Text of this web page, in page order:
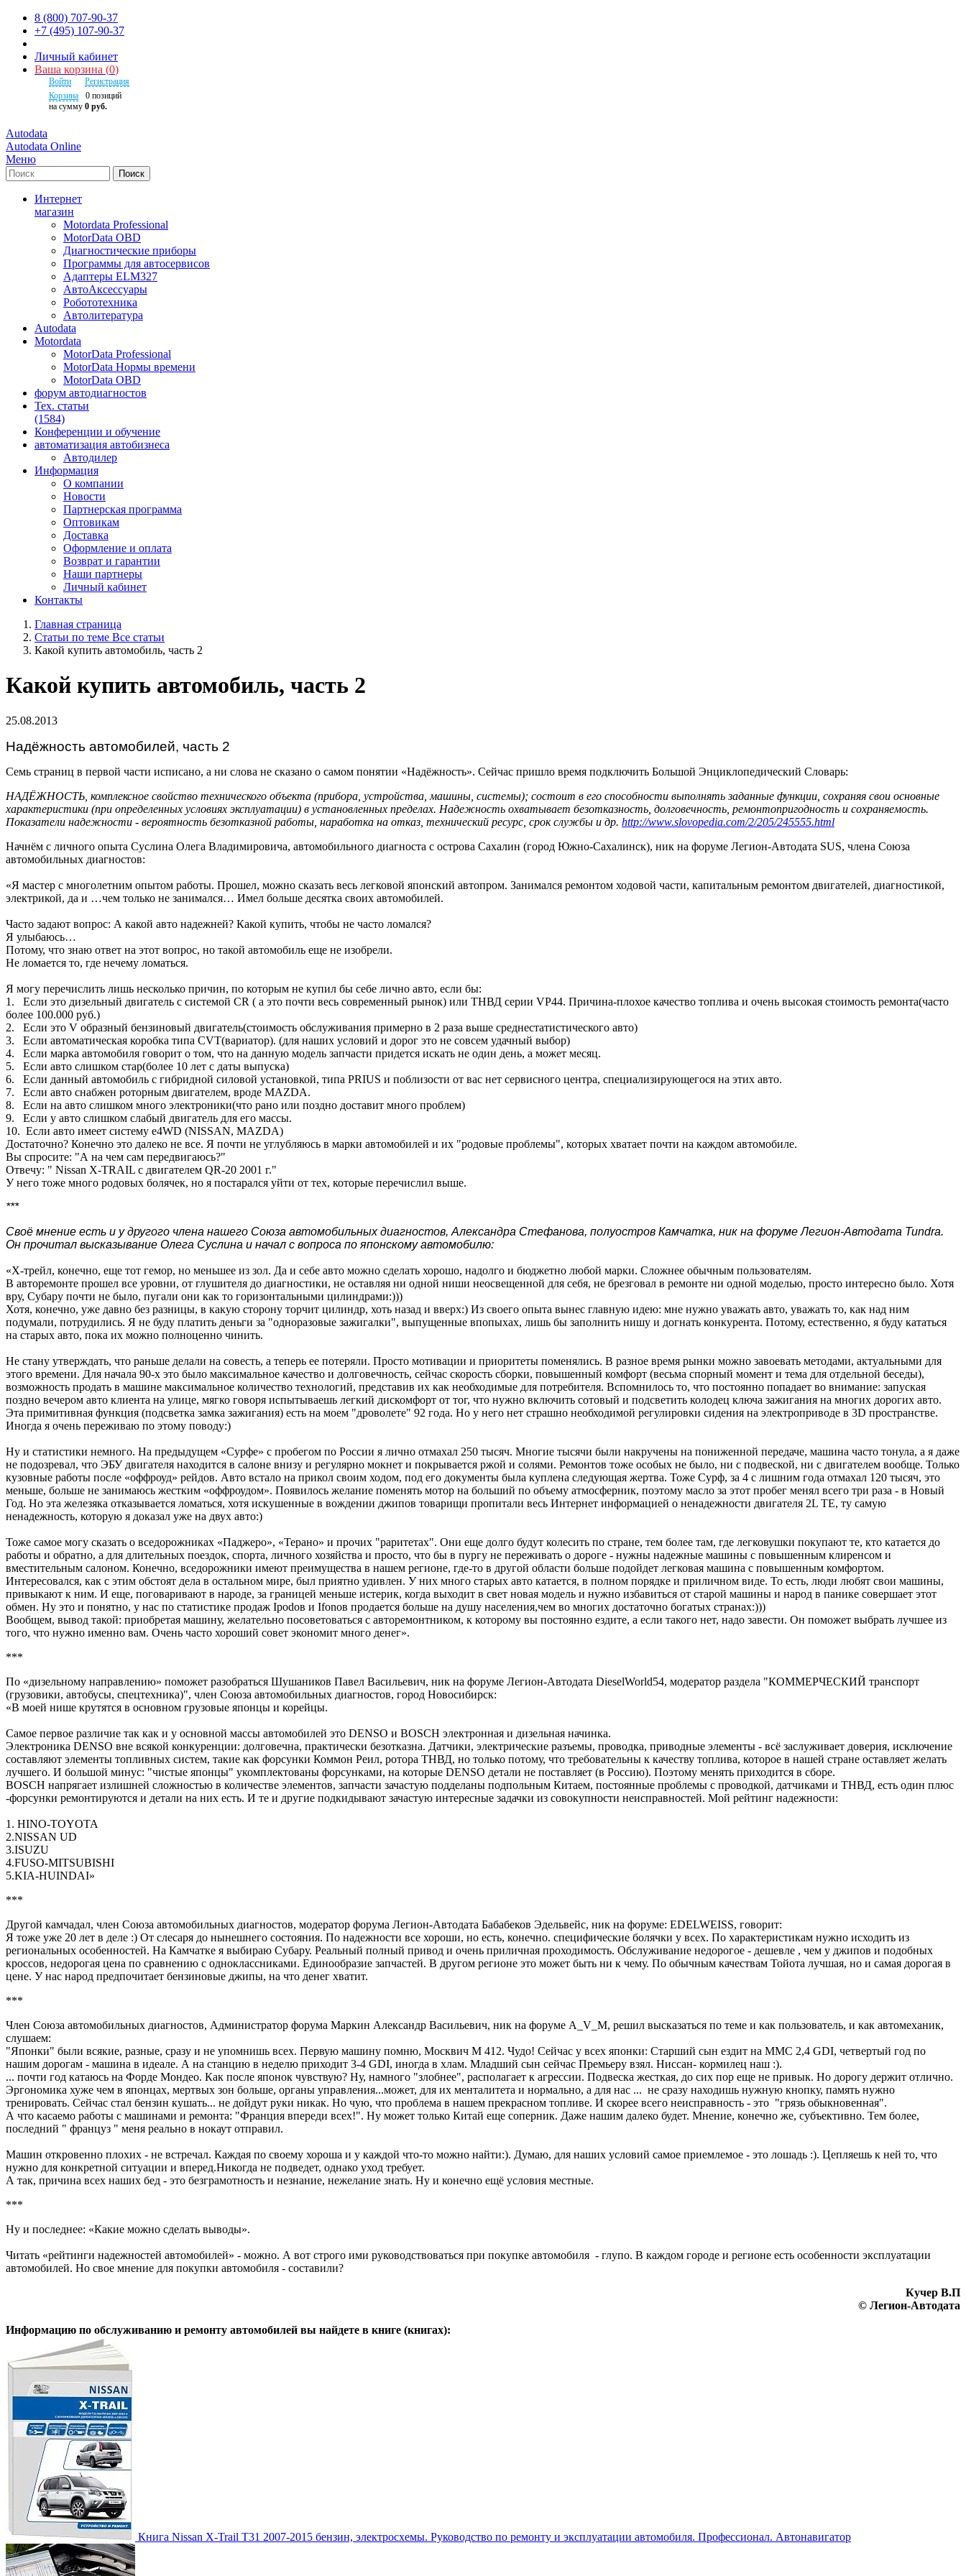
8 (800) 707-90-37
+7 (495) 107-90-37
Личный кабинет
Ваша корзина (0)
Войти
Регистрация
Корзина
0 позиций
на сумму 0 руб.
Autodata
Autodata Online
Меню
Поиск
Интернет
магазин
Motordata Professional
MotorData OBD
Диагностические приборы
Программы для автосервисов
Адаптеры ELM327
АвтоАксессуары
Робототехника
Автолитература
Autodata
Motordata
MotorData Professional
MotorData Нормы времени
MotorData OBD
форум автодиагностов
Тех. статьи
(1584)
Конференции и обучение
автоматизация автобизнеса
Автодилер
Информация
О компании
Новости
Партнерская программа
Оптовикам
Доставка
Оформление и оплата
Возврат и гарантии
Наши партнеры
Личный кабинет
Контакты
Главная страница
Статьи по теме Все статьи
Какой купить автомобиль, часть 2
Какой купить автомобиль, часть 2
25.08.2013
Надёжность автомобилей, часть 2
Семь страниц в первой части исписано, а ни слова не сказано о самом понятии «Надёжность». Сейчас пришло время подключить Большой Энциклопедический Словарь:
НАДЁЖНОСТЬ, комплексное свойство технического объекта (прибора, устройства, машины, системы); состоит в его способности выполнять заданные функции, сохраняя свои основные
характеристики (при определенных условиях эксплуатации) в установленных пределах. Надежность охватывает безотказность, долговечность, ремонтопригодность и сохраняемость.
Показатели надежности - вероятность безотказной работы, наработка на отказ, технический ресурс, срок службы и др. http://www.slovopedia.com/2/205/245555.html
Начнём с личного опыта Суслина Олега Владимировича, автомобильного диагноста с острова Сахалин (город Южно-Сахалинск), ник на форуме Легион-Автодата SUS, члена Союза
автомобильных диагностов:
«Я мастер с многолетним опытом работы. Прошел, можно сказать весь легковой японский автопром. Занимался ремонтом ходовой части, капитальным ремонтом двигателей, диагностикой,
электрикой, да и …чем только не занимался… Имел больше десятка своих автомобилей.
Часто задают вопрос: А какой авто надежней? Какой купить, чтобы не часто ломался?
Я улыбаюсь…
Потому, что знаю ответ на этот вопрос, но такой автомобиль еще не изобрели.
Не ломается то, где нечему ломаться.
Я могу перечислить лишь несколько причин, по которым не купил бы себе лично авто, если бы:
1. Если это дизельный двигатель с системой CR ( а это почти весь современный рынок) или ТНВД серии VP44. Причина-плохое качество топлива и очень высокая стоимость ремонта(часто
более 100.000 руб.)
2. Если это V образный бензиновый двигатель(стоимость обслуживания примерно в 2 раза выше среднестатистического авто)
3. Если автоматическая коробка типа CVT(вариатор). (для наших условий и дорог это не совсем удачный выбор)
4. Если марка автомобиля говорит о том, что на данную модель запчасти придется искать не один день, а может месяц.
5. Если авто слишком стар(более 10 лет с даты выпуска)
6. Если данный автомобиль с гибридной силовой установкой, типа PRIUS и поблизости от вас нет сервисного центра, специализирующегося на этих авто.
7. Если авто снабжен роторным двигателем, вроде MAZDA.
8. Если на авто слишком много электроники(что рано или поздно доставит много проблем)
9. Если у авто слишком слабый двигатель для его массы.
10. Если авто имеет систему е4WD (NISSAN, MAZDA)
Достаточно? Конечно это далеко не все. Я почти не углубляюсь в марки автомобилей и их "родовые проблемы", которых хватает почти на каждом автомобиле.
Вы спросите: "А на чем сам передвигаюсь?"
Отвечу: " Nissan Х-TRAIL с двигателем QR-20 2001 г."
У него тоже много родовых болячек, но я постарался уйти от тех, которые перечислил выше.
***
Своё мнение есть и у другого члена нашего Союза автомобильных диагностов, Александра Стефанова, полуостров Камчатка, ник на форуме Легион-Автодата Tundra.
Он прочитал высказывание Олега Суслина и начал с вопроса по японскому автомобилю:
«Х-трейл, конечно, еще тот гемор, но меньшее из зол. Да и себе авто можно сделать хорошо, надолго и бюджетно любой марки. Сложнее обычным пользователям.
В авторемонте прошел все уровни, от глушителя до диагностики, не оставляя ни одной ниши неосвещенной для себя, не брезговал в ремонте ни одной моделью, просто интересно было. Хотя
вру, Субару почти не было, пугали они как то горизонтальными цилиндрами:)))
Хотя, конечно, уже давно без разницы, в какую сторону торчит цилиндр, хоть назад и вверх:) Из своего опыта вынес главную идею: мне нужно уважать авто, уважать то, как над ним
подумали, потрудились. Я не буду платить деньги за "одноразовые зажигалки", выпущенные впопыхах, лишь бы заполнить нишу и догнать конкурента. Потому, естественно, я буду кататься
на старых авто, пока их можно полноценно чинить.
Не стану утверждать, что раньше делали на совесть, а теперь ее потеряли. Просто мотивации и приоритеты поменялись. В разное время рынки можно завоевать методами, актуальными для
этого времени. Для начала 90-х это было максимальное качество и долговечность, сейчас скорость сборки, повышенный комфорт (весьма спорный момент и тема для отдельной беседы),
возможность продать в машине максимальное количество технологий, представив их как необходимые для потребителя. Вспомнилось то, что постоянно попадает во внимание: запуская
поздно вечером авто клиента на улице, мягко говоря испытываешь легкий дискомфорт от тог, что нужно включить сотовый и подсветить колодец ключа зажигания на многих дорогих авто.
Эта примитивная функция (подсветка замка зажигания) есть на моем "дроволете" 92 года. Но у него нет страшно необходимой регулировки сидения на электроприводе в 3D пространстве.
Иногда я очень переживаю по этому поводу:)
Ну и статистики немного. На предыдущем «Сурфе» с пробегом по России я лично отмахал 250 тысяч. Многие тысячи были накручены на пониженной передаче, машина часто тонула, а я даже
не подозревал, что ЭБУ двигателя находится в салоне внизу и регулярно мокнет и покрывается ржой и солями. Ремонтов тоже особых не было, ни с подвеской, ни с двигателем вообще. Только
кузовные работы после «оффроуд» рейдов. Авто встало на прикол своим ходом, под его документы была куплена следующая жертва. Тоже Сурф, за 4 с лишним года отмахал 120 тысяч, это
меньше, больше не занимаюсь жестким «оффроудом». Появилось желание поменять мотор на больший по объему атмосферник, поэтому масло за этот пробег менял всего три раза - в Новый
Год. Но эта железяка отказывается ломаться, хотя искушенные в вождении джипов товарищи пропитали весь Интернет информацией о ненадежности двигателя 2L TE, ту самую
ненадежность, которую я доказал уже на двух авто:)
Тоже самое могу сказать о вседорожниках «Паджеро», «Терано» и прочих "раритетах". Они еще долго будут колесить по стране, тем более там, где легковушки покупают те, кто катается до
работы и обратно, а для длительных поездок, спорта, личного хозяйства и просто, что бы в пургу не переживать о дороге - нужны надежные машины с повышенным клиренсом и
вместительным салоном. Конечно, вседорожники имеют преимущества в нашем регионе, где-то в другой области больше подойдет легковая машина с повышенным комфортом.
Интересовался, как с этим обстоят дела в остальном мире, был приятно удивлен. У них много старых авто катается, в полном порядке и приличном виде. То есть, люди любят свои машины,
привыкают к ним. И еще, поговаривают в народе, за границей меньше истерик, когда выходит в свет новая модель и нужно избавиться от старой машины и народ в панике совершает этот
обмен. Ну это и понятно, у нас по статистике продаж Ipodов и Ifonов продается больше на душу населения,чем во многих достаточно богатых странах:)))
Вообщем, вывод такой: приобретая машину, желательно посоветоваться с авторемонтником, к которому вы постоянно ездите, а если такого нет, надо завести. Он поможет выбрать лучшее из
того, что нужно именно вам. Очень часто хороший совет экономит много денег».
***
По «дизельному направлению» поможет разобраться Шушаников Павел Васильевич, ник на форуме Легион-Автодата DieselWorld54, модератор раздела "КОММЕРЧЕСКИЙ транспорт
(грузовики, автобусы, спецтехника)", член Союза автомобильных диагностов, город Новосибирск:
«В моей нише крутятся в основном грузовые японцы и корейцы.
Самое первое различие так как и у основной массы автомобилей это DENSO и BOSCH электронная и дизельная начинка.
Электроника DENSO вне всякой конкуренции: долговечна, практически безотказна. Датчики, электрические разъемы, проводка, приводные элементы - всё заслуживает доверия, исключение
составляют элементы топливных систем, такие как форсунки Коммон Реил, ротора ТНВД, но только потому, что требовательны к качеству топлива, которое в нашей стране оставляет желать
лучшего. И большой минус: "чистые японцы" укомплектованы форсунками, на которые DENSO детали не поставляет (в Россию). Поэтому менять приходится в сборе.
BOSCH напрягает излишней сложностью в количестве элементов, запчасти зачастую подделаны подпольным Китаем, постоянные проблемы с проводкой, датчиками и ТНВД, есть один плюс
-форсунки ремонтируются и детали на них есть. И те и другие подкидывают зачастую интересные задачки из совокупности неисправностей. Мой рейтинг надежности:
1. HINO-TOYOTA
2.NISSAN UD
3.ISUZU
4.FUSO-MITSUBISHI
5.KIA-HUINDAI»
***
Другой камчадал, член Союза автомобильных диагностов, модератор форума Легион-Автодата Бабабеков Эдельвейс, ник на форуме: EDELWEISS, говорит:
Я тоже уже 20 лет в деле :) От слесаря до нынешнего состояния. По надежности все хороши, но есть, конечно. специфические болячки у всех. По характеристикам нужно исходить из
региональных особенностей. На Камчатке я выбираю Субару. Реальный полный привод и очень приличная проходимость. Обслуживание недорогое - дешевле , чем у джипов и подобных
кроссов, недорогая цена по сравнению с одноклассниками. Единообразие запчастей. В другом регионе это может быть ни к чему. По обычным качествам Тойота лучшая, но и самая дорогая в
цене. У нас народ предпочитает бензиновые джипы, на что денег хватит.
***
Член Союза автомобильных диагностов, Администратор форума Маркин Александр Васильевич, ник на форуме A_V_M, решил высказаться по теме и как пользователь, и как автомеханик,
слушаем:
"Японки" были всякие, разные, сразу и не упомнишь всех. Первую машину помню, Москвич М 412. Чудо! Сейчас у всех японки: Старший сын ездит на ММС 2,4 GDI, четвертый год по
нашим дорогам - машина в идеале. А на станцию в неделю приходит 3-4 GDI, иногда в хлам. Младший сын сейчас Премьеру взял. Ниссан- кормилец наш :).
... почти год катаюсь на Форде Мондео. Как после японок чувствую? Ну, намного "злобнее", располагает к агрессии. Подвеска жесткая, до сих пор еще не привык. Но дорогу держит отлично.
Эргономика хуже чем в японцах, мертвых зон больше, органы управления...может, для их менталитета и нормально, а для нас ... не сразу находишь нужную кнопку, память нужно
тренировать. Сейчас стал бензин кушать... не дойдут руки никак. Но чую, что проблема в нашем прекрасном топливе. И скорее всего неисправность - это "грязь обыкновенная".
А что касаемо работы с машинами и ремонта: "Франция впереди всех!". Ну может только Китай еще соперник. Даже нашим далеко будет. Мнение, конечно же, субъективно. Тем более,
последний " француз " меня реально в нокаут отправил.
Машин откровенно плохих - не встречал. Каждая по своему хороша и у каждой что-то можно найти:). Думаю, для наших условий самое приемлемое - это лошадь :). Цепляешь к ней то, что
нужно для конкретной ситуации и вперед.Никогда не подведет, однако уход требует.
А так, причина всех наших бед - это безграмотность и незнание, нежелание знать. Ну и конечно ещё условия местные.
***
Ну и последнее: «Какие можно сделать выводы».
Читать «рейтинги надежностей автомобилей» - можно. А вот строго ими руководствоваться при покупке автомобиля - глупо. В каждом городе и регионе есть особенности эксплуатации
автомобилей. Но свое мнение для покупки автомобиля - составили?
Кучер В.П
© Легион-Автодата
Информацию по обслуживанию и ремонту автомобилей вы найдете в книге (книгах):
Книга Nissan X-Trail T31 2007-2015 бензин, электросхемы. Руководство по ремонту и эксплуатации автомобиля. Профессионал. Автонавигатор